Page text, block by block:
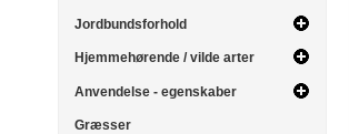
Jordbundsforhold
Hjemmehørende / vilde arter
Anvendelse - egenskaber
Græsser